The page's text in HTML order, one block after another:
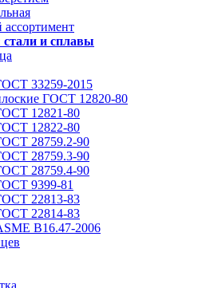
и сплавы
33259-2015
ГОСТ 12820-80
12821-80
12822-80
28759.2-90
28759.3-90
28759.4-90
9399-81
22813-83
22814-83
B16.47-2006